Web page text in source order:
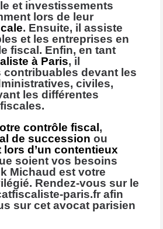
et investissements
lors de leur
. Ensuite, il assiste
et les entreprises en
fiscal. Enfin, en tant
à Paris, il
contribuables devant les
civiles,
les différentes
contrôle fiscal ,
de succession ou
lors d’un contentieux
soient vos besoins
Michaud est votre
Rendez-vous sur le
paris.fr afin
sur cet avocat parisien